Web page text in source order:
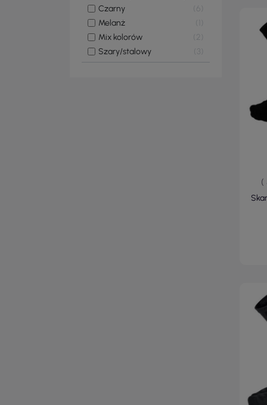
Czarny
Melanż
Mix kolorów
2
Szary/stalowy
(